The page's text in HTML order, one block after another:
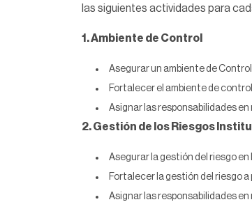
las siguientes actividades para
1. Ambiente de Control
Asegurar un ambiente de
Fortalecer el ambiente de
Asignar las responsabilidades
2. Gestión de los Riesgos
Asegurar la gestión del riesgo en
Fortalecer la gestión del riesgo
Asignar las responsabilidades